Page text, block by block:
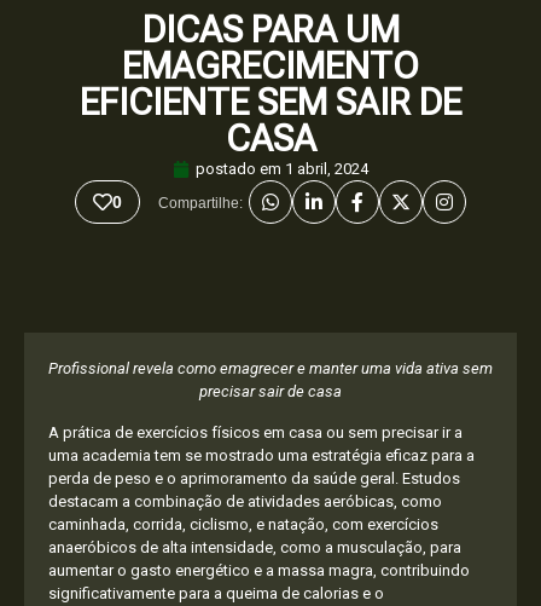
DICAS PARA UM
EMAGRECIMENTO
EFICIENTE SEM SAIR DE
CASA
postado em 1 abril, 2024
0 Compartilhe:
Profissional revela como emagrecer e manter uma vida ativa sem
precisar sair de casa
A prática de exercícios físicos em casa ou sem precisar ir a
uma academia tem se mostrado uma estratégia eficaz para a
perda de peso e o aprimoramento da saúde geral. Estudos
destacam a combinação de atividades aeróbicas, como
caminhada, corrida, ciclismo, e natação, com exercícios
anaeróbicos de alta intensidade, como a musculação, para
aumentar o gasto energético e a massa magra, contribuindo
significativamente para a queima de calorias e o